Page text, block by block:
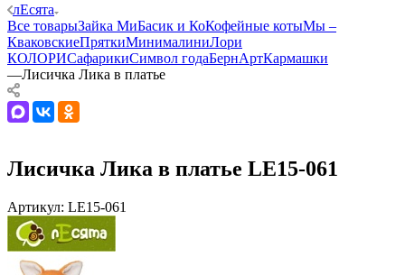
лЕсята
Все товарыЗайка МиБасик и КоКофейные котыМы –
КваковскиеПряткиМинималиниЛори
КОЛОРИСафарикиСимвол годаБернАртКармашки
—Лисичка Лика в платье
Лисичка Лика в платье LE15-061
Артикул: LE15-061